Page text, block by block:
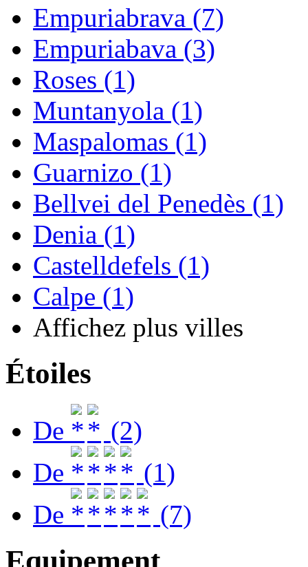
Empuriabrava (7)
Empuriabava (3)
Roses (1)
Muntanyola (1)
Maspalomas (1)
Guarnizo (1)
Bellvei del Penedès (1)
Denia (1)
Castelldefels (1)
Calpe (1)
Affichez plus villes
Étoiles
De
(2)
De
(1)
De
(7)
Equipement